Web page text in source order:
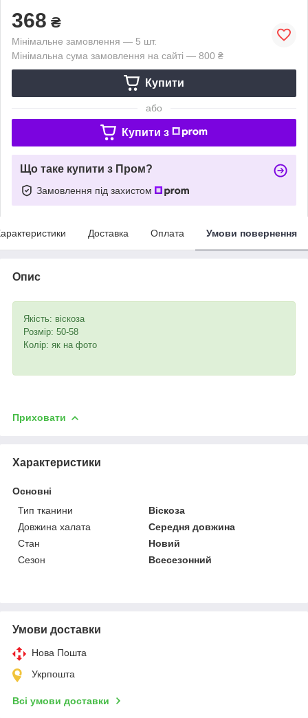
368 ₴
Мінімальне замовлення — 5 шт.
Мінімальна сума замовлення на сайті — 800 ₴
Купити
або
Купити з
Що таке купити з Пром?
Замовлення під захистом
Доставка Оплата Умови повернення
Опис
Якість: віскоза
Розмір: 50-58
Колір: як на фото
Приховати
Характеристики
Основні
Тип тканини
Віскоза
Довжина халата
Середня довжина
Стан
Новий
Сезон
Всесезонний
Умови доставки
Нова Пошта
Укрпошта
Всі умови доставки